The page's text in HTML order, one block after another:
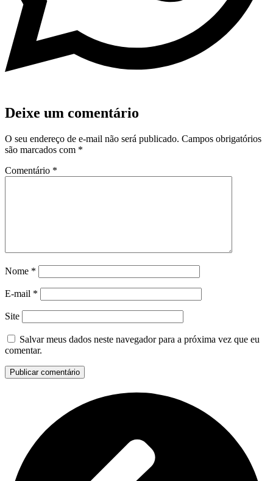
Deixe um comentário
O seu endereço de e-mail não será publicado. Campos obrigatórios
são marcados com *
Comentário *
Nome *
E-mail *
Site
Salvar meus dados neste navegador para a próxima vez que eu
comentar.